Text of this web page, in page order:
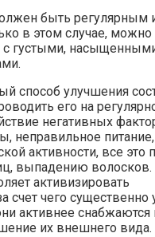
быть регулярным
в этом случае, можно
с густыми,
способ улучшения
его на
негативных
неправильное питание,
активности, все это
выпадению
активизировать
счет чего существенно
активнее
их внешнего вида.